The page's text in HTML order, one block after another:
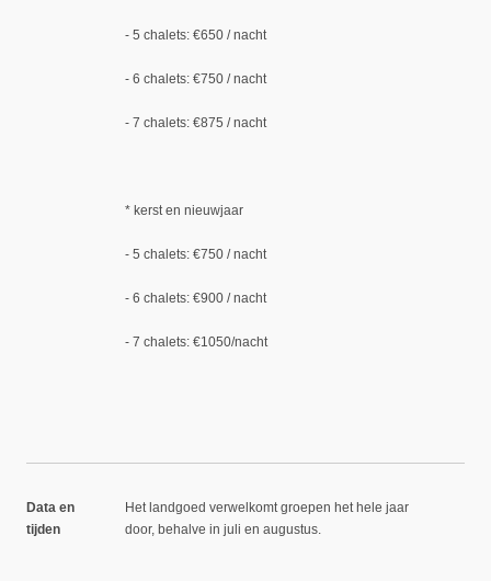
- 5 chalets: €650 / nacht
- 6 chalets: €750 / nacht
- 7 chalets: €875 / nacht
* kerst en nieuwjaar
- 5 chalets: €750 / nacht
- 6 chalets: €900 / nacht
- 7 chalets: €1050/nacht
Data en
tijden
Het landgoed verwelkomt groepen het hele jaar
door, behalve in juli en augustus.